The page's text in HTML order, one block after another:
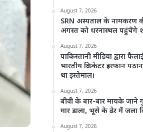
August 7, 2026
SRN अस्पताल के नामकरण
अगस्त को धरनास्थल पहुंचेंगे
August 7, 2026
पाकिस्तानी मीडिया द्वारा
भारतीय क्रिकेटर इरफान
था इस्तेमाल।
August 7, 2026
बीवी के बार-बार मायके जाने
मार डाला, भूसे के ढेर में जला
August 7, 2026